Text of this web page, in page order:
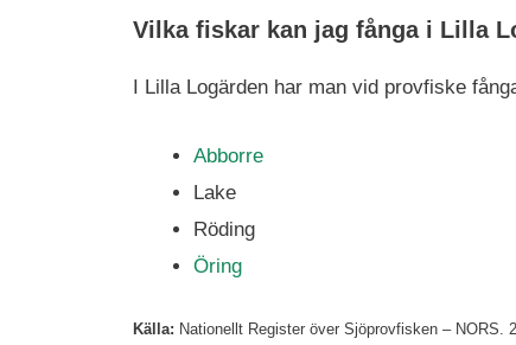
Vilka fiskar kan jag fånga i Lilla
I Lilla Logärden har man vid provfiske
Abborre
Lake
Röding
Öring
Källa: Nationellt Register över Sjöprovfisken – NORS.